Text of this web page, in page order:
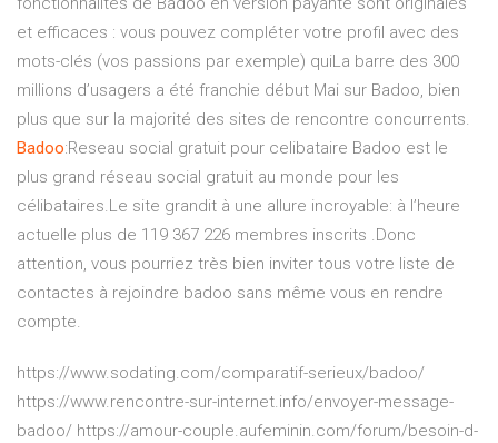
et efficaces : vous pouvez compléter votre profil avec des
mots-clés (vos passions par exemple) quiLa barre des 300
millions d’usagers a été franchie début Mai sur Badoo, bien
plus que sur la majorité des sites de rencontre concurrents.
Badoo:Reseau social gratuit pour celibataire Badoo est le
plus grand réseau social gratuit au monde pour les
célibataires.Le site grandit à une allure incroyable: à l’heure
actuelle plus de 119 367 226 membres inscrits .Donc
attention, vous pourriez très bien inviter tous votre liste de
contactes à rejoindre badoo sans même vous en rendre
compte.
https://www.sodating.com/comparatif-serieux/badoo/
https://www.rencontre-sur-internet.info/envoyer-message-
badoo/ https://amour-couple.aufeminin.com/forum/besoin-d-